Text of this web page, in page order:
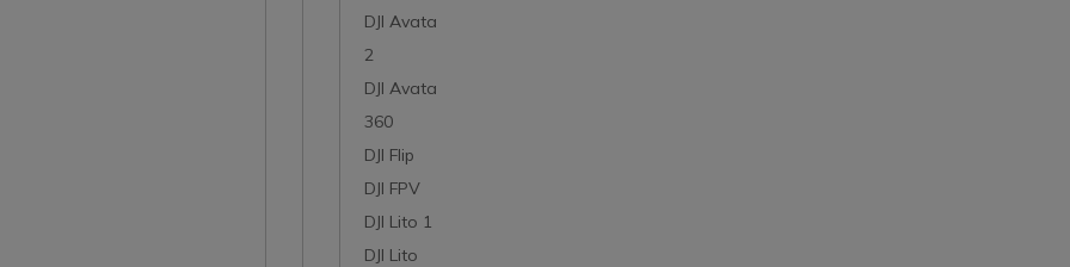
DJI Avata
2
DJI Avata
360
DJI Flip
DJI FPV
DJI Lito 1
DJI Lito